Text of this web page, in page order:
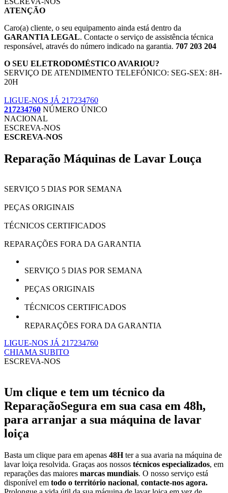
ATENÇÃO
Caro(a) cliente, o seu equipamento ainda está dentro da
GARANTIA LEGAL. Contacte o serviço de assistência técnica
responsável, através do número indicado na garantia. 707 203 204
O SEU ELETRODOMÉSTICO AVARIOU?
SERVIÇO DE ATENDIMENTO TELEFÓNICO: SEG-SEX: 8H-
20H
LIGUE-NOS JÁ 217234760
217234760 NÚMERO ÚNICO
NACIONAL
ESCREVA-NOS
ESCREVA-NOS
Reparação Máquinas de Lavar Louça
SERVIÇO 5 DIAS POR SEMANA
PEÇAS ORIGINAIS
TÉCNICOS CERTIFICADOS
REPARAÇÕES FORA DA GARANTIA
SERVIÇO 5 DIAS POR SEMANA
PEÇAS ORIGINAIS
TÉCNICOS CERTIFICADOS
REPARAÇÕES FORA DA GARANTIA
LIGUE-NOS JÁ 217234760
CHIAMA SUBITO
ESCREVA-NOS
Um clique e tem um técnico da
ReparaçãoSegura em sua casa em 48h,
para arranjar a sua máquina de lavar
loiça
Basta um clique para em apenas 48Hter a sua avaria na máquina de
lavar loiça resolvida. Graças aos nossos técnicos especializados, em
reparações das maiores marcas mundiais. O nosso serviço está
disponível em todo o território nacional, contacte-nos agora.